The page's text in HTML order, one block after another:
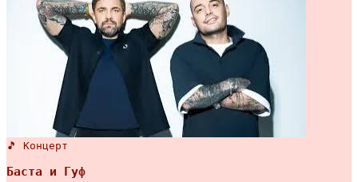
🎵 Концерт
Баста и Гуф